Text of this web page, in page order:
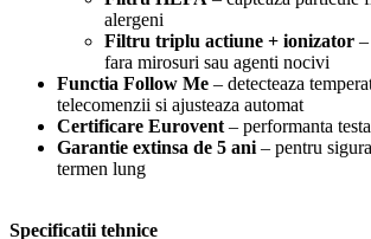
alergeni
Filtru triplu actiune + ionizator
fara mirosuri sau agenti nocivi
Functia Follow Me – detecteaza
telecomenzii si ajusteaza automat
Certificare Eurovent – performanta
Garantie extinsa de 5 ani – pentru
termen lung
Specificatii tehnice